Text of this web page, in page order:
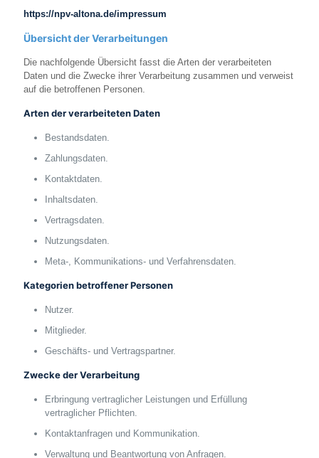
https://npv-altona.de/impressum
Übersicht der Verarbeitungen
Die nachfolgende Übersicht fasst die Arten der verarbeiteten
Daten und die Zwecke ihrer Verarbeitung zusammen und verweist
auf die betroffenen Personen.
Arten der verarbeiteten Daten
Bestandsdaten.
Zahlungsdaten.
Kontaktdaten.
Inhaltsdaten.
Vertragsdaten.
Nutzungsdaten.
Meta-, Kommunikations- und Verfahrensdaten.
Kategorien betroffener Personen
Nutzer.
Mitglieder.
Geschäfts- und Vertragspartner.
Zwecke der Verarbeitung
Erbringung vertraglicher Leistungen und Erfüllung
vertraglicher Pflichten.
Kontaktanfragen und Kommunikation.
Verwaltung und Beantwortung von Anfragen.